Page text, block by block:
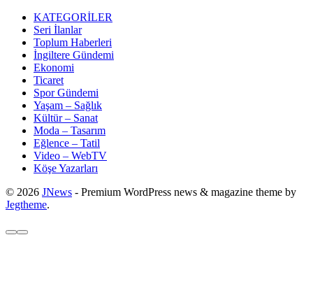
KATEGORİLER
Seri İlanlar
Toplum Haberleri
İngiltere Gündemi
Ekonomi
Ticaret
Spor Gündemi
Yaşam – Sağlık
Kültür – Sanat
Moda – Tasarım
Eğlence – Tatil
Video – WebTV
Köşe Yazarları
© 2026 JNews - Premium WordPress news & magazine theme by
Jegtheme.